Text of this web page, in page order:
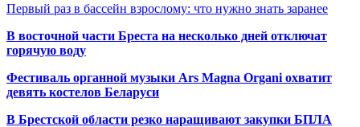
Первый раз в бассейн взрослому: что нужно знать заранее
В восточной части Бреста на несколько дней отключат
горячую воду
Фестиваль органной музыки Ars Magna Organi охватит
девять костелов Беларуси
В Брестской области резко наращивают закупки БПЛА